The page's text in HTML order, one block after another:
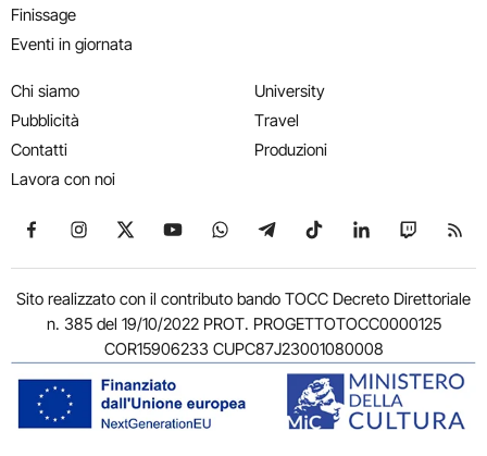
Finissage
Eventi in giornata
Chi siamo
Pubblicità
Contatti
Lavora con noi
University
Travel
Produzioni
Seguici su Facebook
Seguici su Instagram
Seguici su X
Seguici su YouTube
Seguici su WhatsApp
Seguici su Telegram
Seguici su TikTok
Seguici su
Seguici
Sito realizzato con il contributo bando TOCC Decreto Direttoriale
n. 385 del 19/10/2022 PROT. PROGETTOTOCC0000125
COR15906233 CUPC87J23001080008